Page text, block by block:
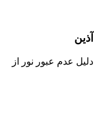
عدم عبور نور از